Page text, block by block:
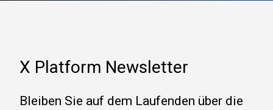
X Platform Newsletter
Bleiben Sie auf dem Laufenden über die